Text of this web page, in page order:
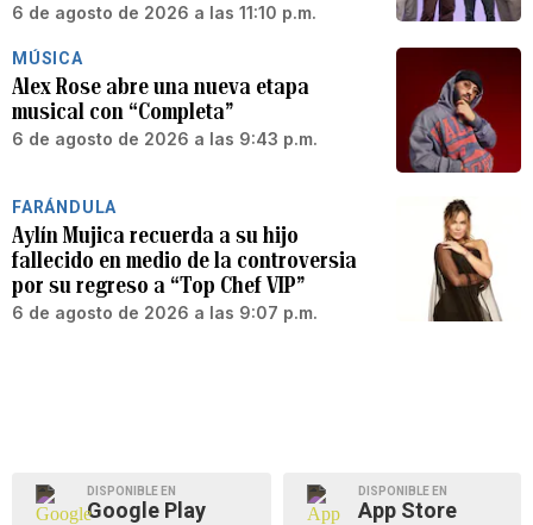
6 de agosto de 2026 a las 11:10 p.m.
MÚSICA
Alex Rose abre una nueva etapa
musical con “Completa”
6 de agosto de 2026 a las 9:43 p.m.
FARÁNDULA
Aylín Mujica recuerda a su hijo
fallecido en medio de la controversia
por su regreso a “Top Chef VIP”
6 de agosto de 2026 a las 9:07 p.m.
DISPONIBLE EN
Google Play
DISPONIBLE EN
App Store